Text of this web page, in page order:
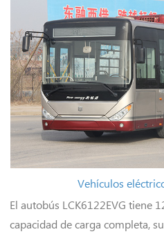
Vehículos
El autobús LCK6122EVG tiene
capacidad de carga completa,